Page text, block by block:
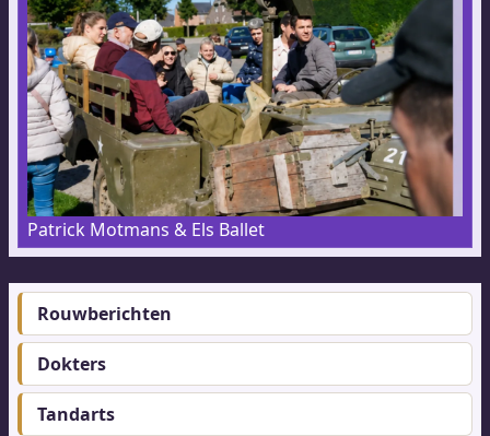
Patrick Motmans & Els Ballet
Footer-
menu
Rouwberichten
Dokters
Tandarts